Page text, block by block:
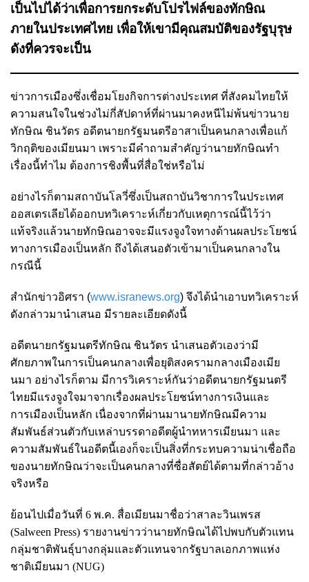
เป็นไปได้ว่าเพื่อการยกระดับโปรไฟล์ของทักษิณ
ภายในประเทศไทย เพื่อให้เขามีคุณสมบัติของรัฐบุรุษ
ดังที่ควรจะเป็น
ข่าวการเมืองซึ่งเชื่อมโยงกิจการต่างประเทศ ที่สังคมไทยให้
ความสนใจในช่วงไม่กี่สัปดาห์ที่ผ่านมาคงหนีไม่พ้นข่าวนาย
ทักษิณ ชินวัตร อดีตนายกรัฐมนตรีอาสาเป็นคนกลางเพื่อแก้
วิกฤติของเมียนมา เพราะมีคำถามสำคัญว่านายทักษิณทำ
เรื่องนี้ทำไม ต้องการชิงพื้นที่สื่อใช่หรือไม่
อย่างไรก็ตามสถาบันโลวี่ซึ่งเป็นสถาบันวิชาการในประเทศ
ออสเตรเลียได้ออกบทวิเคราะห์เกี่ยวกับเหตุการณ์นี้ไว้ว่า
แท้จริงแล้วนายทักษิณอาจจะมีแรงจูงใจทางด้านผลประโยชน์
ทางการเมืองเป็นหลัก ถึงได้เสนอตัวเข้ามาเป็นคนกลางใน
กรณีนี้
สำนักข่าวอิศรา (www.isranews.org) จึงได้นำเอาบทวิเคราะห์
ดังกล่าวมานำเสนอ มีรายละเอียดดังนี้
อดีตนายกรัฐมนตรีทักษิณ ชินวัตร นำเสนอตัวเองว่ามี
ศักยภาพในการเป็นคนกลางเพื่อยุติสงครามกลางเมืองเมีย
นมา อย่างไรก็ตาม มีการวิเคราะห์กันว่าอดีตนายกรัฐมนตรี
ไทยมีแรงจูงใจมาจากเรื่องผลประโยชน์ทางการเงินและ
การเมืองเป็นหลัก เนื่องจากที่ผ่านมานายทักษิณมีความ
สัมพันธ์ส่วนตัวกับเหล่าบรรดาอดีตผู้นำทหารเมียนมา และ
ความสัมพันธ์ในอดีตนี้เองก็จะเป็นสิ่งที่กระทบความน่าเชื่อถือ
ของนายทักษิณว่าจะเป็นคนกลางที่ซื่อสัตย์ได้ตามที่กล่าวอ้าง
จริงหรือ
ย้อนไปเมื่อวันที่ 6 พ.ค. สื่อเมียนมาชื่อว่าสาละวินเพรส
(Salween Press) รายงานข่าวว่านายทักษิณได้ไปพบกับตัวแทน
กลุ่มชาติพันธุ์บางกลุ่มและตัวแทนจากรัฐบาลเอกภาพแห่ง
ชาติเมียนมา (NUG)